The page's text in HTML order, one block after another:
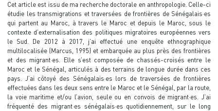
Cet article est issu de ma recherche doctorale en anthropologie. Celle-ci
étudie les transmigrations et traversées de frontières de Sénégalais·es
qui partent au Maroc, à travers le Maroc et depuis le Maroc, sous le
contexte d’externalisation des politiques migratoires européennes vers
le Sud. De 2012 à 2017, j’ai effectué une enquête ethnographique
multilocalisée (Marcus, 1995) et embarquée au plus près des frontières
et des migrant·es. Elle s’est composée de chassés-croisés entre le
Maroc et le Sénégal, articulés à des terrains de longue durée dans ces
pays. J’ai côtoyé des Sénégalais·es lors de traversées de frontières
effectuées dans les deux sens entre le Maroc et le Sénégal, par la route,
la voie maritime et/ou l’avion, seule ou en convois de migrant·es. J’ai
fréquenté des migrant·es sénégalais·es quotidiennement, sur le long